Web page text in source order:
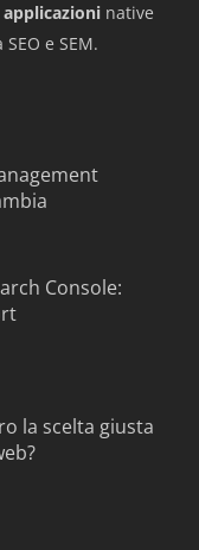
applicazioni native
e SEM.
Console:
la scelta giusta